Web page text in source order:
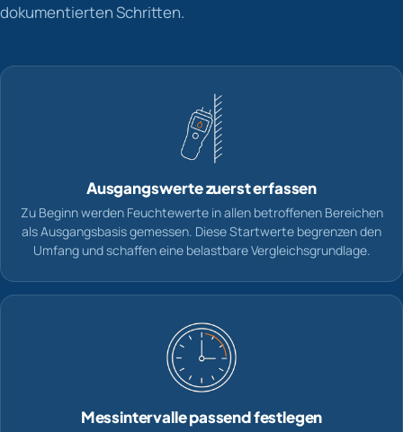
dokumentierten Schritten.
Ausgangswerte zuerst erfassen
Zu Beginn werden Feuchtewerte in allen betroffenen Bereichen
als Ausgangsbasis gemessen. Diese Startwerte begrenzen den
Umfang und schaffen eine belastbare Vergleichsgrundlage.
Messintervalle passend festlegen